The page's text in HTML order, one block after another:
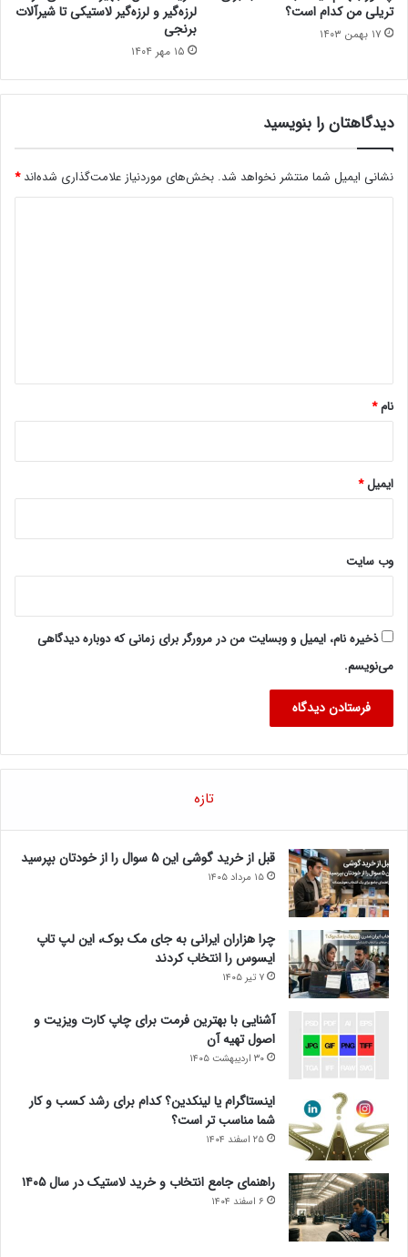
تریلی من کدام است؟
۱۷ بهمن ۱۴۰۳
لرزه‌گیر و لرزه‌گیر لاستیکی تا شیرآلات
برنجی
۱۵ مهر ۱۴۰۴
دیدگاهتان را بنویسید
نشانی ایمیل شما منتشر نخواهد شد. بخش‌های موردنیاز علامت‌گذاری شده‌اند*
نام*
ایمیل*
وب‌ سایت
ذخیره نام، ایمیل و وبسایت من در مرورگر برای زمانی که دوباره دیدگاهی
می‌نویسم.
تازه
قبل از خرید گوشی این ۵ سوال را از خودتان بپرسید
۱۵ مرداد ۱۴۰۵
چرا هزاران ایرانی به جای مک بوک، این لپ تاپ
ایسوس را انتخاب کردند
۷ تیر ۱۴۰۵
آشنایی با بهترین فرمت برای چاپ کارت ویزیت و
اصول تهیه آن
۳۰ اردیبهشت ۱۴۰۵
اینستاگرام یا لینکدین؟ کدام برای رشد کسب و کار
شما مناسب تر است؟
۲۵ اسفند ۱۴۰۴
راهنمای جامع انتخاب و خرید لاستیک در سال ۱۴۰۵
۶ اسفند ۱۴۰۴